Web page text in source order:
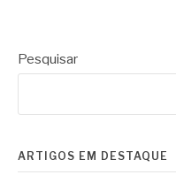
Pesquisar
ARTIGOS EM DESTAQUE